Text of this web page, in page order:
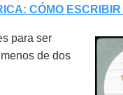
CÓMO
para ser
de dos